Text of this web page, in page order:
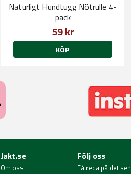
Naturligt Hundtugg Nötrulle 4-
pack
59 kr
KÖP
Jakt.se
Om oss
Följ oss
Få reda på det